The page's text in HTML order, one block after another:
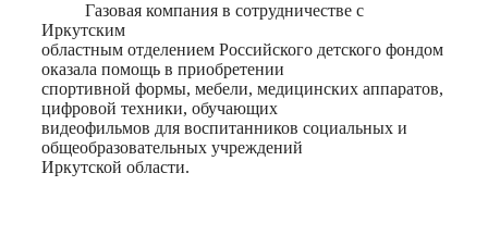
Газовая компания в сотрудничестве с
Иркутским
областным отделением Российского детского фондом
оказала помощь в приобретении
спортивной формы, мебели, медицинских аппаратов,
цифровой техники, обучающих
видеофильмов для воспитанников социальных и
общеобразовательных учреждений
Иркутской области.